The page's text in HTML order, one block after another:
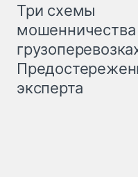
Три схемы
мошенничества
эксперта